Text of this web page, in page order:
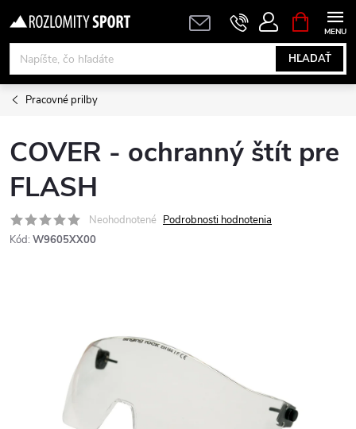
na
obsah
HĽADAŤ
KOŠÍK
Pracovné prilby
COVER - ochranný štít pre
FLASH
Neohodnotené Podrobnosti hodnotenia
Kód: W9605XX00